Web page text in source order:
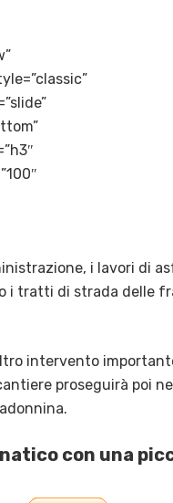
i lavori di
i tratti di strada delle
intervento
proseguirà poi
con una